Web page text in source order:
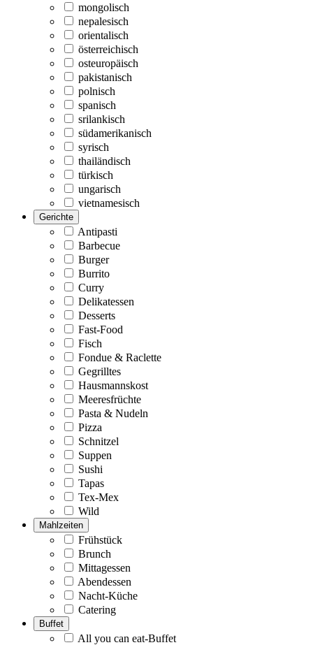
mongolisch
nepalesisch
orientalisch
österreichisch
osteuropäisch
pakistanisch
polnisch
spanisch
srilankisch
südamerikanisch
syrisch
thailändisch
türkisch
ungarisch
vietnamesisch
Gerichte
Antipasti
Barbecue
Burger
Burrito
Curry
Delikatessen
Desserts
Fast-Food
Fisch
Fondue & Raclette
Gegrilltes
Hausmannskost
Meeresfrüchte
Pasta & Nudeln
Pizza
Schnitzel
Suppen
Sushi
Tapas
Tex-Mex
Wild
Mahlzeiten
Frühstück
Brunch
Mittagessen
Abendessen
Nacht-Küche
Catering
Buffet
All you can eat-Buffet